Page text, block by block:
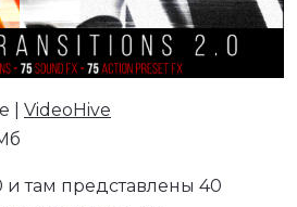
| VideoHive
и там представлены 40